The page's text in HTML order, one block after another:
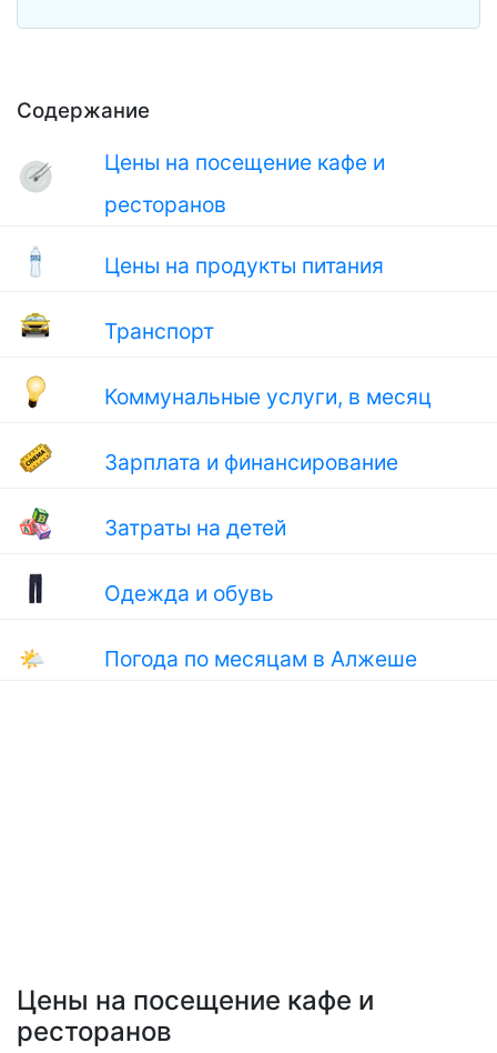
Содержание
Цены на посещение кафе и
ресторанов
Цены на продукты питания
Транспорт
Коммунальные услуги, в месяц
Зарплата и финансирование
Затраты на детей
Одежда и обувь
🌤 Погода по месяцам в Алжеше
Цены на посещение кафе и
ресторанов